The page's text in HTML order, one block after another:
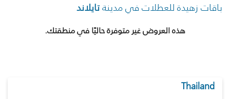
باقات زهيدة للعطلات في مدينةتايلاند
هذه العروض غير متوفرة حاليًا في منطقتك.
Thailand